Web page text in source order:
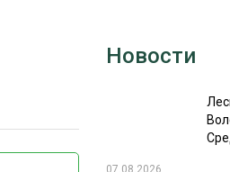
WOODEX-2021
СУШКА ДРЕВЕСИНЫ
Новости
07.08.2026